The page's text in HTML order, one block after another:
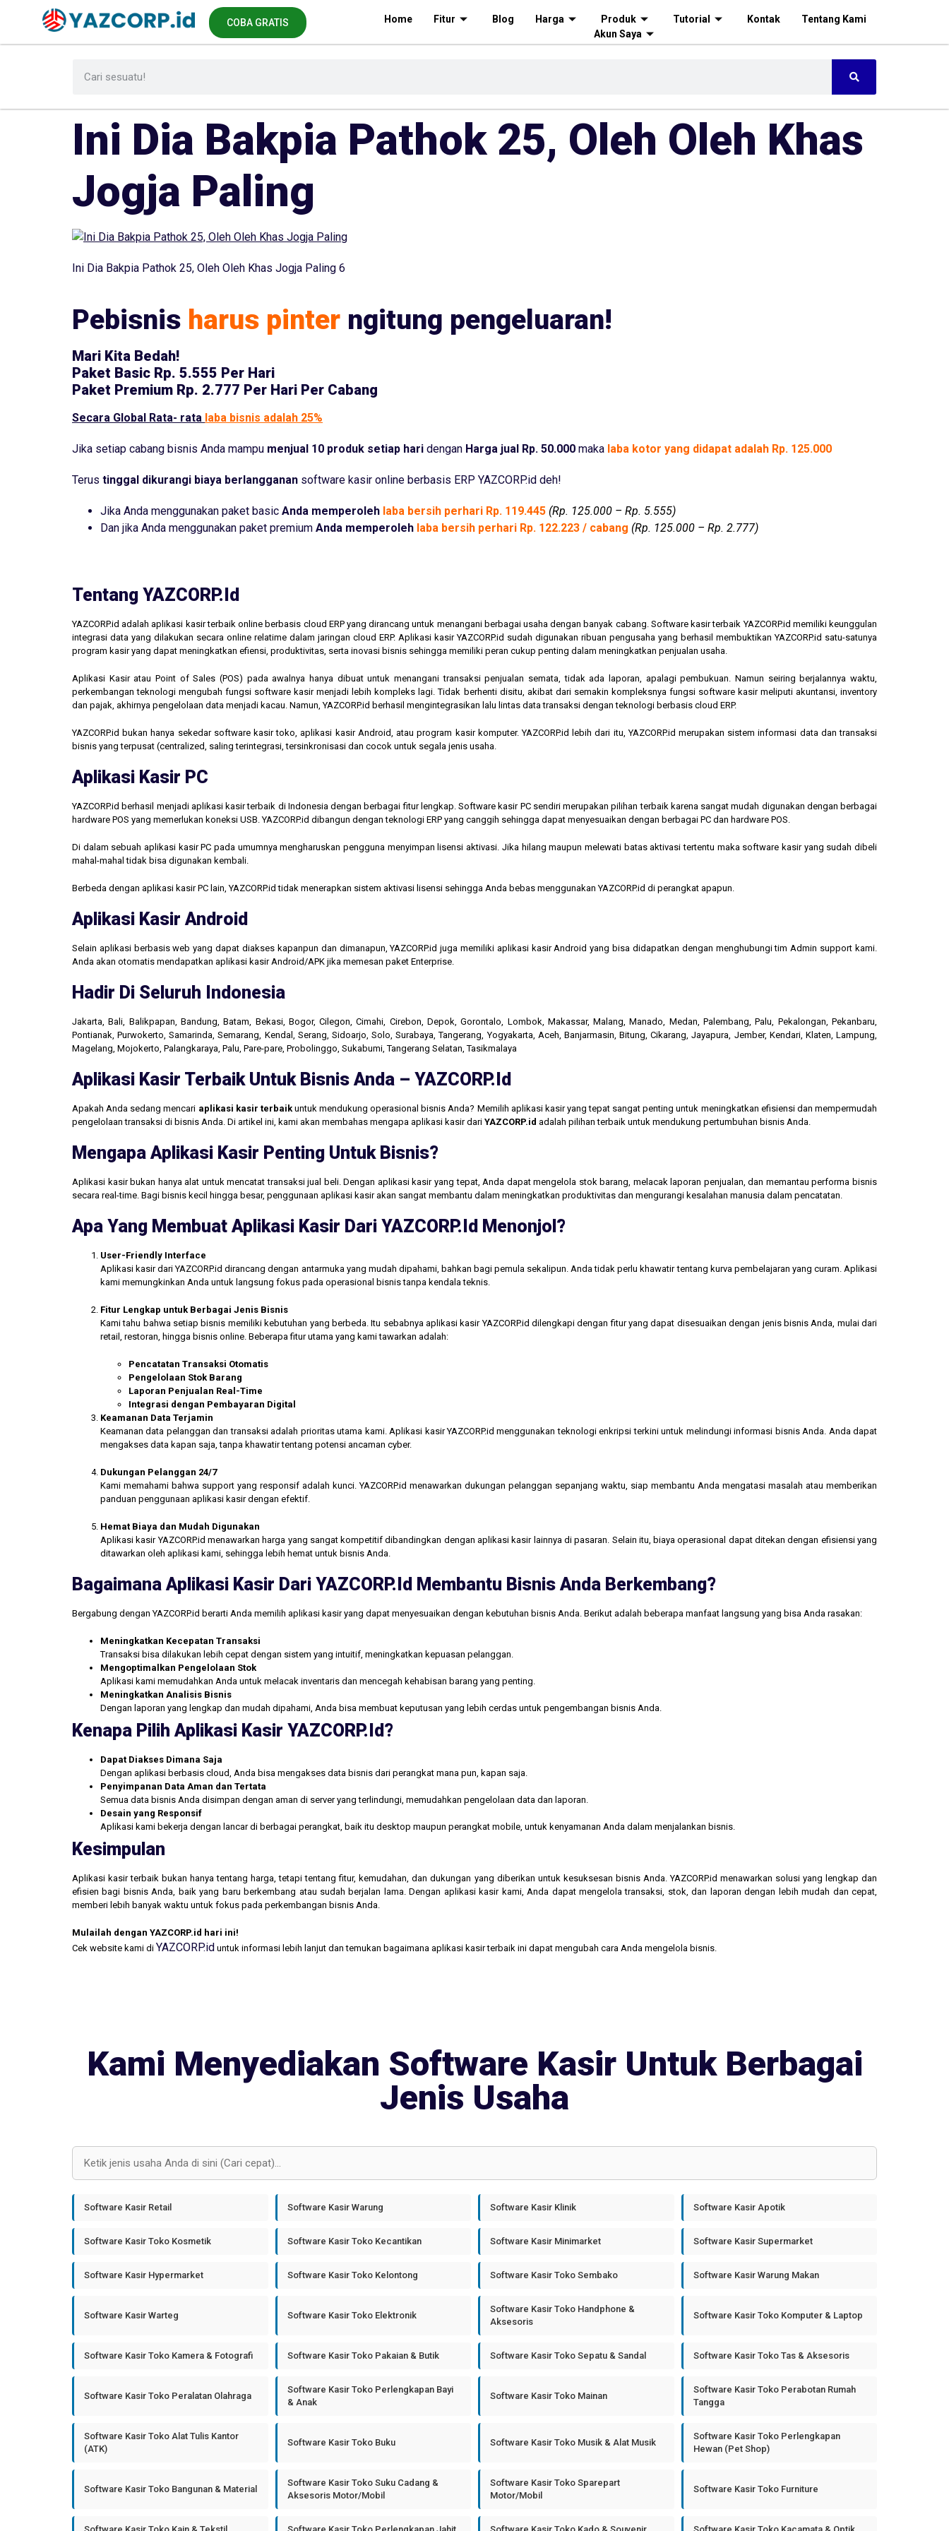
COBA GRATIS Home Fitur Blog Harga Produk Tutorial Kontak
Tentang Kami
Akun Saya
Ini Dia Bakpia Pathok 25, Oleh Oleh Khas
Jogja Paling
Ini Dia Bakpia Pathok 25, Oleh Oleh Khas Jogja Paling 6
Pebisnis harus pinter ngitung pengeluaran!
Mari Kita Bedah!
Paket Basic Rp. 5.555 Per Hari
Paket Premium Rp. 2.777 Per Hari Per Cabang
Secara Global Rata- rata laba bisnis adalah 25%
Jika setiap cabang bisnis Anda mampu menjual 10 produk setiap hari dengan Harga jual Rp. 50.000 maka laba kotor yang didapat adalah Rp. 125.000
Terus tinggal dikurangi biaya berlangganan software kasir online berbasis ERP YAZCORP.id deh!
Jika Anda menggunakan paket basic Anda memperoleh laba bersih perhari Rp. 119.445 (Rp. 125.000 – Rp. 5.555)
Dan jika Anda menggunakan paket premium Anda memperoleh laba bersih perhari Rp. 122.223 / cabang (Rp. 125.000 – Rp. 2.777)
Tentang YAZCORP.id
YAZCORP.id adalah aplikasi kasir terbaik online berbasis cloud ERP yang dirancang untuk menangani berbagai usaha dengan banyak cabang. Software kasir terbaik YAZCORP.id memiliki keunggulan
integrasi data yang dilakukan secara online relatime dalam jaringan cloud ERP. Aplikasi kasir YAZCORP.id sudah digunakan ribuan pengusaha yang berhasil membuktikan YAZCORP.id satu-satunya
program kasir yang dapat meningkatkan efiensi, produktivitas, serta inovasi bisnis sehingga memiliki peran cukup penting dalam meningkatkan penjualan usaha.
Aplikasi Kasir atau Point of Sales (POS) pada awalnya hanya dibuat untuk menangani transaksi penjualan semata, tidak ada laporan, apalagi pembukuan. Namun seiring berjalannya waktu,
perkembangan teknologi mengubah fungsi software kasir menjadi lebih kompleks lagi. Tidak berhenti disitu, akibat dari semakin kompleksnya fungsi software kasir meliputi akuntansi, inventory
dan pajak, akhirnya pengelolaan data menjadi kacau. Namun, YAZCORP.id berhasil mengintegrasikan lalu lintas data transaksi dengan teknologi berbasis cloud ERP.
YAZCORP.id bukan hanya sekedar software kasir toko, aplikasi kasir Android, atau program kasir komputer. YAZCORP.id lebih dari itu, YAZCORP.id merupakan sistem informasi data dan transaksi
bisnis yang terpusat (centralized, saling terintegrasi, tersinkronisasi dan cocok untuk segala jenis usaha.
Aplikasi Kasir PC
YAZCORP.id berhasil menjadi aplikasi kasir terbaik di Indonesia dengan berbagai fitur lengkap. Software kasir PC sendiri merupakan pilihan terbaik karena sangat mudah digunakan dengan berbagai
hardware POS yang memerlukan koneksi USB. YAZCORP.id dibangun dengan teknologi ERP yang canggih sehingga dapat menyesuaikan dengan berbagai PC dan hardware POS.
Di dalam sebuah aplikasi kasir PC pada umumnya mengharuskan pengguna menyimpan lisensi aktivasi. Jika hilang maupun melewati batas aktivasi tertentu maka software kasir yang sudah dibeli
mahal-mahal tidak bisa digunakan kembali.
Berbeda dengan aplikasi kasir PC lain, YAZCORP.id tidak menerapkan sistem aktivasi lisensi sehingga Anda bebas menggunakan YAZCORP.id di perangkat apapun.
Aplikasi Kasir Android
Selain aplikasi berbasis web yang dapat diakses kapanpun dan dimanapun, YAZCORP.id juga memiliki aplikasi kasir Android yang bisa didapatkan dengan menghubungi tim Admin support kami.
Anda akan otomatis mendapatkan aplikasi kasir Android/APK jika memesan paket Enterprise.
Hadir Di Seluruh Indonesia
Jakarta, Bali, Balikpapan, Bandung, Batam, Bekasi, Bogor, Cilegon, Cimahi, Cirebon, Depok, Gorontalo, Lombok, Makassar, Malang, Manado, Medan, Palembang, Palu, Pekalongan, Pekanbaru,
Pontianak, Purwokerto, Samarinda, Semarang, Kendal, Serang, Sidoarjo, Solo, Surabaya, Tangerang, Yogyakarta, Aceh, Banjarmasin, Bitung, Cikarang, Jayapura, Jember, Kendari, Klaten, Lampung,
Magelang, Mojokerto, Palangkaraya, Palu, Pare-pare, Probolinggo, Sukabumi, Tangerang Selatan, Tasikmalaya
Aplikasi Kasir Terbaik Untuk Bisnis Anda – YAZCORP.id
Apakah Anda sedang mencari aplikasi kasir terbaikuntuk mendukung operasional bisnis Anda? Memilih aplikasi kasir yang tepat sangat penting untuk meningkatkan efisiensi dan mempermudah
pengelolaan transaksi di bisnis Anda. Di artikel ini, kami akan membahas mengapa aplikasi kasir dari YAZCORP.id adalah pilihan terbaik untuk mendukung pertumbuhan bisnis Anda.
Mengapa Aplikasi Kasir Penting Untuk Bisnis?
Aplikasi kasir bukan hanya alat untuk mencatat transaksi jual beli. Dengan aplikasi kasir yang tepat, Anda dapat mengelola stok barang, melacak laporan penjualan, dan memantau performa bisnis
secara real-time. Bagi bisnis kecil hingga besar, penggunaan aplikasi kasir akan sangat membantu dalam meningkatkan produktivitas dan mengurangi kesalahan manusia dalam pencatatan.
Apa Yang Membuat Aplikasi Kasir Dari YAZCORP.id Menonjol?
User-Friendly Interface
Aplikasi kasir dari YAZCORP.id dirancang dengan antarmuka yang mudah dipahami, bahkan bagi pemula sekalipun. Anda tidak perlu khawatir tentang kurva pembelajaran yang curam. Aplikasi
kami memungkinkan Anda untuk langsung fokus pada operasional bisnis tanpa kendala teknis.
Fitur Lengkap untuk Berbagai Jenis Bisnis
Kami tahu bahwa setiap bisnis memiliki kebutuhan yang berbeda. Itu sebabnya aplikasi kasir YAZCORP.id dilengkapi dengan fitur yang dapat disesuaikan dengan jenis bisnis Anda, mulai dari
retail, restoran, hingga bisnis online. Beberapa fitur utama yang kami tawarkan adalah:
Pencatatan Transaksi Otomatis
Pengelolaan Stok Barang
Laporan Penjualan Real-Time
Integrasi dengan Pembayaran Digital
Keamanan Data Terjamin
Keamanan data pelanggan dan transaksi adalah prioritas utama kami. Aplikasi kasir YAZCORP.id menggunakan teknologi enkripsi terkini untuk melindungi informasi bisnis Anda. Anda dapat
mengakses data kapan saja, tanpa khawatir tentang potensi ancaman cyber.
Dukungan Pelanggan 24/7
Kami memahami bahwa support yang responsif adalah kunci. YAZCORP.id menawarkan dukungan pelanggan sepanjang waktu, siap membantu Anda mengatasi masalah atau memberikan
panduan penggunaan aplikasi kasir dengan efektif.
Hemat Biaya dan Mudah Digunakan
Aplikasi kasir YAZCORP.id menawarkan harga yang sangat kompetitif dibandingkan dengan aplikasi kasir lainnya di pasaran. Selain itu, biaya operasional dapat ditekan dengan efisiensi yang
ditawarkan oleh aplikasi kami, sehingga lebih hemat untuk bisnis Anda.
Bagaimana Aplikasi Kasir Dari YAZCORP.id Membantu Bisnis Anda Berkembang?
Bergabung dengan YAZCORP.id berarti Anda memilih aplikasi kasir yang dapat menyesuaikan dengan kebutuhan bisnis Anda. Berikut adalah beberapa manfaat langsung yang bisa Anda rasakan:
Meningkatkan Kecepatan Transaksi
Transaksi bisa dilakukan lebih cepat dengan sistem yang intuitif, meningkatkan kepuasan pelanggan.
Mengoptimalkan Pengelolaan Stok
Aplikasi kami memudahkan Anda untuk melacak inventaris dan mencegah kehabisan barang yang penting.
Meningkatkan Analisis Bisnis
Dengan laporan yang lengkap dan mudah dipahami, Anda bisa membuat keputusan yang lebih cerdas untuk pengembangan bisnis Anda.
Kenapa Pilih Aplikasi Kasir YAZCORP.id?
Dapat Diakses Dimana Saja
Dengan aplikasi berbasis cloud, Anda bisa mengakses data bisnis dari perangkat mana pun, kapan saja.
Penyimpanan Data Aman dan Tertata
Semua data bisnis Anda disimpan dengan aman di server yang terlindungi, memudahkan pengelolaan data dan laporan.
Desain yang Responsif
Aplikasi kami bekerja dengan lancar di berbagai perangkat, baik itu desktop maupun perangkat mobile, untuk kenyamanan Anda dalam menjalankan bisnis.
Kesimpulan
Aplikasi kasir terbaik bukan hanya tentang harga, tetapi tentang fitur, kemudahan, dan dukungan yang diberikan untuk kesuksesan bisnis Anda. YAZCORP.id menawarkan solusi yang lengkap dan
efisien bagi bisnis Anda, baik yang baru berkembang atau sudah berjalan lama. Dengan aplikasi kasir kami, Anda dapat mengelola transaksi, stok, dan laporan dengan lebih mudah dan cepat,
memberi lebih banyak waktu untuk fokus pada perkembangan bisnis Anda.
Mulailah dengan YAZCORP.id hari ini!
Cek website kami di YAZCORP.id untuk informasi lebih lanjut dan temukan bagaimana aplikasi kasir terbaik ini dapat mengubah cara Anda mengelola bisnis.
Kami Menyediakan Software Kasir Untuk Berbagai
Jenis Usaha
Software Kasir Retail Software Kasir Warung Software Kasir Klinik Software Kasir Apotik
Software Kasir Toko Kosmetik Software Kasir Toko Kecantikan Software Kasir Minimarket Software Kasir Supermarket
Software Kasir Hypermarket Software Kasir Toko Kelontong Software Kasir Toko Sembako Software Kasir Warung Makan
Software Kasir Warteg Software Kasir Toko Elektronik
Software Kasir Toko Handphone &
Aksesoris
Software Kasir Toko Komputer & Laptop
Software Kasir Toko Kamera & Fotografi Software Kasir Toko Pakaian & Butik Software Kasir Toko Sepatu & Sandal Software Kasir Toko Tas & Aksesoris
Software Kasir Toko Peralatan Olahraga
Software Kasir Toko Perlengkapan Bayi
& Anak
Software Kasir Toko Mainan
Software Kasir Toko Perabotan Rumah
Tangga
Software Kasir Toko Alat Tulis Kantor
(ATK)
Software Kasir Toko Buku Software Kasir Toko Musik & Alat Musik
Software Kasir Toko Perlengkapan
Hewan (Pet Shop)
Software Kasir Toko Bangunan & Material
Software Kasir Toko Suku Cadang &
Aksesoris Motor/Mobil
Software Kasir Toko Sparepart
Motor/Mobil
Software Kasir Toko Furniture